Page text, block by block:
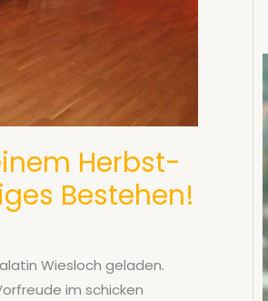
Herbst-
Bestehen!
Wiesloch geladen.
im schicken